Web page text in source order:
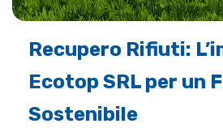
Recupero Rifiuti:
Ecotop SRL per un
Sostenibile